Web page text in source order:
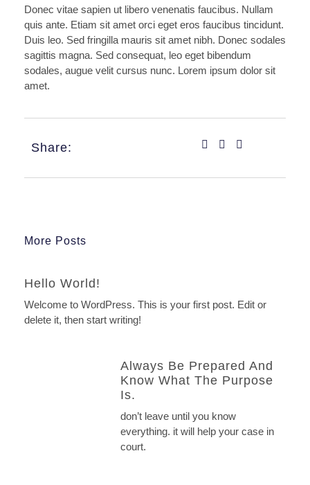
Donec vitae sapien ut libero venenatis faucibus. Nullam
quis ante. Etiam sit amet orci eget eros faucibus tincidunt.
Duis leo. Sed fringilla mauris sit amet nibh. Donec sodales
sagittis magna. Sed consequat, leo eget bibendum
sodales, augue velit cursus nunc. Lorem ipsum dolor sit
amet.
Share:
More Posts
Hello World!
Welcome to WordPress. This is your first post. Edit or
delete it, then start writing!
Always Be Prepared And
Know What The Purpose
Is.
don’t leave until you know
everything. it will help your case in
court.